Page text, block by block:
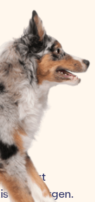
jetzt
von morgen.